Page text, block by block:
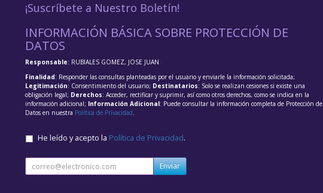
¡Suscríbete a Nuestro Boletín!
INFORMACIÓN BÁSICA SOBRE PROTECCIÓN DE
DATOS
Responsable: RUBIALES GOMEZ, JOSE JUAN
Finalidad: Responder las consultas planteadas por el usuario y enviarle la información solicitada;
Legitimación: Consentimiento del usuario; Destinatarios: Solo se realizan cesiones si existe una
obligación legal; Derechos: Acceder, rectificar y suprimir, así como otros derechos, como se indica en la
información adicional; Información Adicional: Puede consultar la información completa de Protección de
Datos en nuestra Política de Privacidad.
He leído y acepto la Política de Privacidad.
Enviar